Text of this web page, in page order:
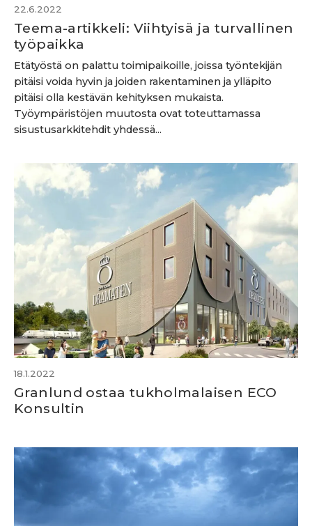
22.6.2022
Teema-artikkeli: Viihtyisä ja turvallinen
työpaikka
Etätyöstä on palattu toimipaikoille, joissa työntekijän
pitäisi voida hyvin ja joiden rakentaminen ja ylläpito
pitäisi olla kestävän kehityksen mukaista.
Työympäristöjen muutosta ovat toteuttamassa
sisustusarkkitehdit yhdessä...
18.1.2022
Granlund ostaa tukholmalaisen ECO
Konsultin